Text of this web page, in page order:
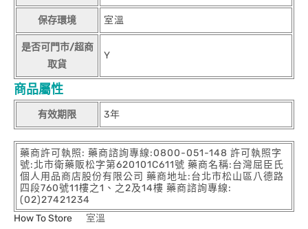
保存環境 室溫
是否可門市/超商
取貨
Y
商品屬性
有效期限 3年
藥商許可執照: 藥商諮詢專線:0800-051-148 許可執照字
號:北市衛藥販松字第620101C611號 藥商名稱:台灣屈臣氏
個人用品商店股份有限公司 藥商地址:台北市松山區八德路
四段760號11樓之1、之2及14樓 藥商諮詢專線:
(02)27421234
How To Store
室溫